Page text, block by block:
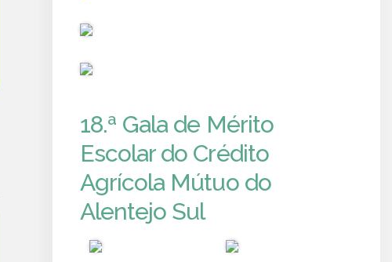
18.ª Gala de Mérito
Escolar do Crédito
Agrícola Mútuo do
Alentejo Sul